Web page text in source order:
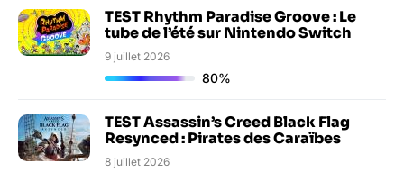
TEST Rhythm Paradise Groove : Le
tube de l’été sur Nintendo Switch
9 juillet 2026
80%
TEST Assassin’s Creed Black Flag
Resynced : Pirates des Caraïbes
8 juillet 2026